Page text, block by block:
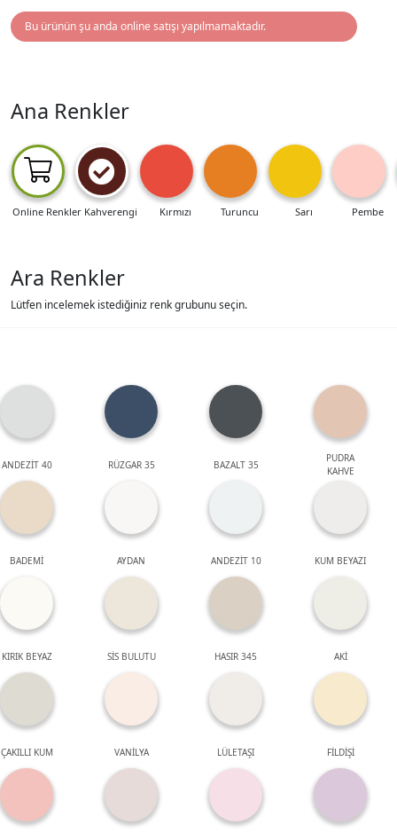
Bu ürünün şu anda online satışı yapılmamaktadır.
Ana Renkler
Online Renkler Kahverengi Kırmızı Turuncu Sarı Pembe
Ara Renkler
Lütfen incelemek istediğiniz renk grubunu seçin.
ANDEZİT 40 RÜZGAR 35 BAZALT 35
PUDRA
KAHVE
BADEMİ AYDAN ANDEZİT 10 KUM BEYAZI
KIRIK BEYAZ SİS BULUTU HASIR 345 AKİ
ÇAKILLI KUM VANİLYA LÜLETAŞI FİLDİŞİ